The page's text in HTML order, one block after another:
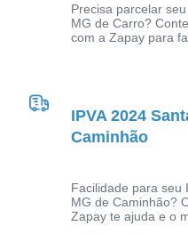
Precisa parcelar
MG de Carro?
com a Zapay para
IPVA 2024
Caminhão
Facilidade para seu
MG de Caminhão?
Zapay te ajuda e o